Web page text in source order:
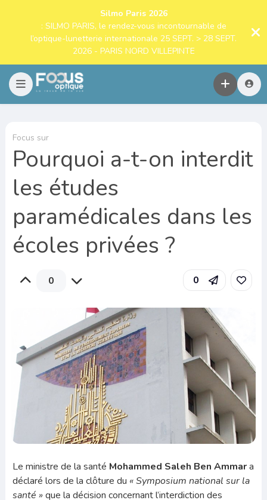
Silmo Paris 2026
: SILMO PARIS, le rendez-vous incontournable de
l’optique-lunetterie internationale 25 SEPT. > 28 SEPT.
2026 - PARIS NORD VILLEPINTE
Focus sur
Pourquoi a-t-on interdit
les études
paramédicales dans les
écoles privées ?
0 0
Le ministre de la santé Mohammed Saleh Ben Ammara
déclaré lors de la clôture du « Symposium national sur la
santé »que la décision concernant l’interdiction des